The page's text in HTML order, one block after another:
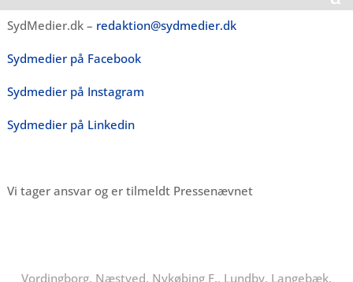
SydMedier.dk – redaktion@sydmedier.dk
Sydmedier på Facebook
Sydmedier på Instagram
Sydmedier på Linkedin
Vi tager ansvar og er tilmeldt Pressenævnet
Vordingborg, Næstved, Nykøbing F., Lundby, Langebæk,